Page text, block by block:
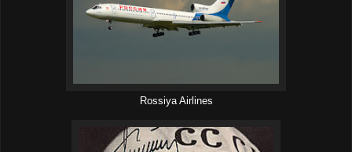
Rossiya Airlines